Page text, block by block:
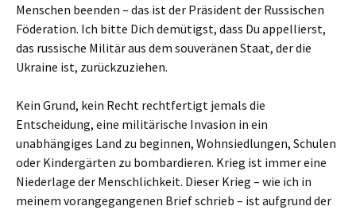
Menschen beenden – das ist der Präsident der Russischen
Föderation. Ich bitte Dich demütigst, dass Du appellierst,
das russische Militär aus dem souveränen Staat, der die
Ukraine ist, zurückzuziehen.
Kein Grund, kein Recht rechtfertigt jemals die
Entscheidung, eine militärische Invasion in ein
unabhängiges Land zu beginnen, Wohnsiedlungen, Schulen
oder Kindergärten zu bombardieren. Krieg ist immer eine
Niederlage der Menschlichkeit. Dieser Krieg – wie ich in
meinem vorangegangenen Brief schrieb – ist aufgrund der